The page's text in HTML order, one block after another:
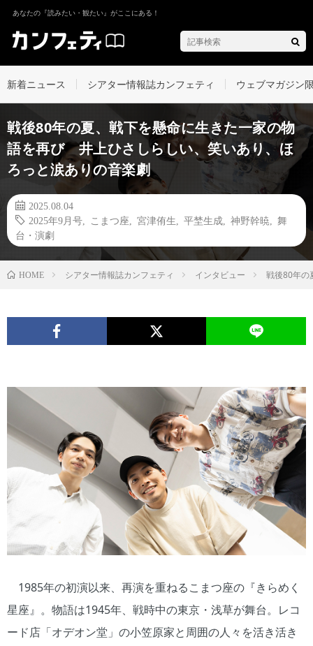
あなたの『読みたい・観たい』がここにある！
新着ニュース シアター情報誌カンフェティ ウェブマガジン
戦後80年の夏、戦下を懸命に生きた一家の物
語を再び 井上ひさしらしい、笑いあり、ほ
ろっと涙ありの音楽劇
2025.08.04
2025年9月号
こまつ座 宮津侑生 平埜生成 神野幹暁
舞
台・演劇
HOME シアター情報誌カンフェティ インタビュー 戦後80年の
1985年の初演以来、再演を重ねるこまつ座の『きらめく
星座』。物語は1945年、戦時中の東京・浅草が舞台。レコ
ード店「オデオン堂」の小笠原家と周囲の人々を活き活き